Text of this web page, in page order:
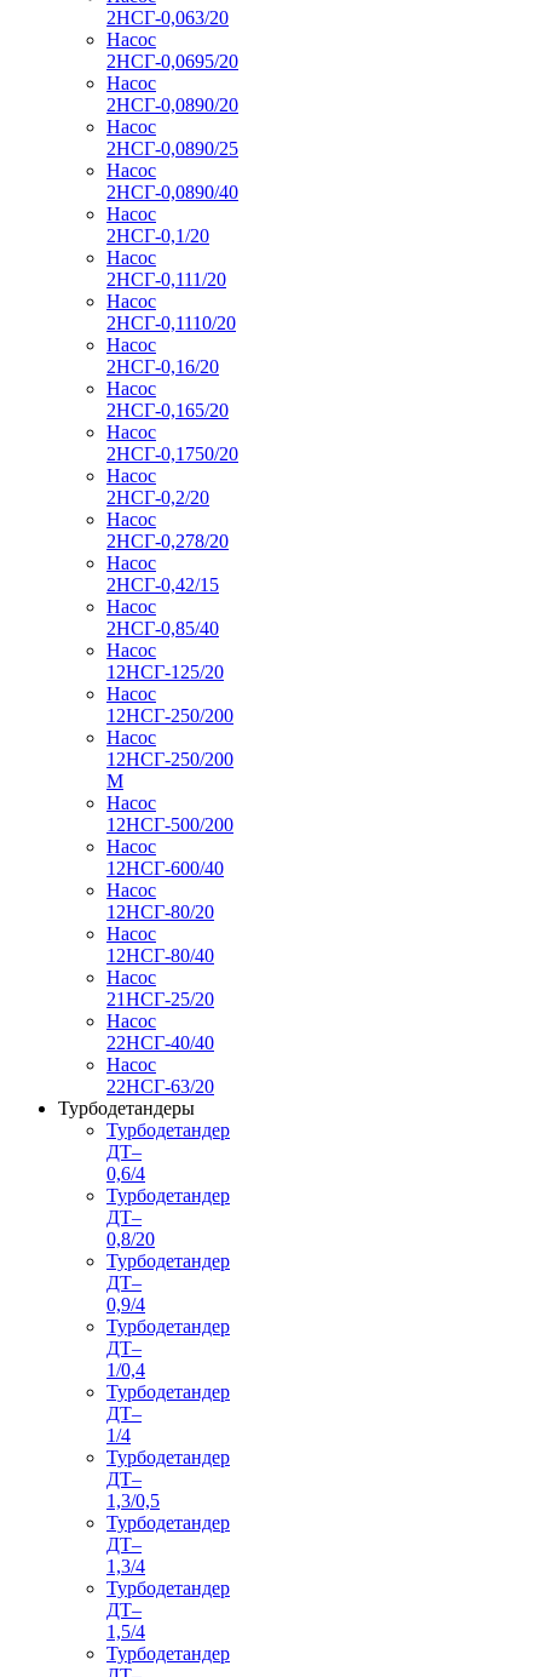
2НСГ-0,063/20
Насос
2НСГ-0,0695/20
Насос
2НСГ-0,0890/20
Насос
2НСГ-0,0890/25
Насос
2НСГ-0,0890/40
Насос
2НСГ-0,1/20
Насос
2НСГ-0,111/20
Насос
2НСГ-0,1110/20
Насос
2НСГ-0,16/20
Насос
2НСГ-0,165/20
Насос
2НСГ-0,1750/20
Насос
2НСГ-0,2/20
Насос
2НСГ-0,278/20
Насос
2НСГ-0,42/15
Насос
2НСГ-0,85/40
Насос
12НСГ-125/20
Насос
12НСГ-250/200
Насос
12НСГ-250/200
М
Насос
12НСГ-500/200
Насос
12НСГ-600/40
Насос
12НСГ-80/20
Насос
12НСГ-80/40
Насос
21НСГ-25/20
Насос
22НСГ-40/40
Насос
22НСГ-63/20
Турбодетандеры
Турбодетандер
ДТ–
0,6/4
Турбодетандер
ДТ–
0,8/20
Турбодетандер
ДТ–
0,9/4
Турбодетандер
ДТ–
1/0,4
Турбодетандер
ДТ–
1/4
Турбодетандер
ДТ–
1,3/0,5
Турбодетандер
ДТ–
1,3/4
Турбодетандер
ДТ–
1,5/4
Турбодетандер